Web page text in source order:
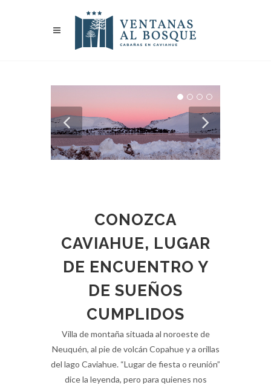
CONOZCA
CAVIAHUE, LUGAR
DE ENCUENTRO Y
DE SUEÑOS
CUMPLIDOS
Villa de montaña situada al noroeste de
Neuquén, al pie de volcán Copahue y a orillas
del lago Caviahue. “Lugar de fiesta o reunión”
dice la leyenda, pero para quienes nos